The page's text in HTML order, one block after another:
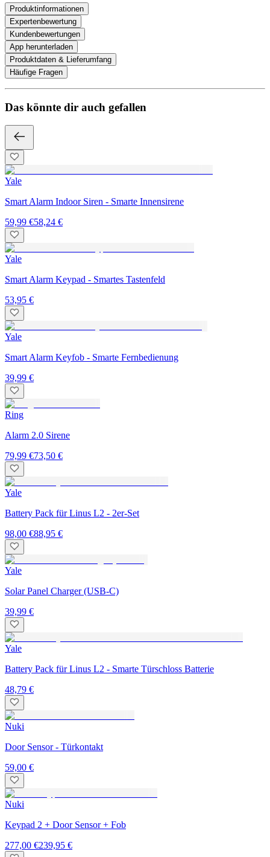
Produktinformationen
Expertenbewertung
Kundenbewertungen
App herunterladen
Produktdaten & Lieferumfang
Häufige Fragen
Das könnte dir auch gefallen
Yale
Smart Alarm Indoor Siren - Smarte Innensirene
59,99 €58,24 €
Yale
Smart Alarm Keypad - Smartes Tastenfeld
53,95 €
Yale
Smart Alarm Keyfob - Smarte Fernbedienung
39,99 €
Ring
Alarm 2.0 Sirene
79,99 €73,50 €
Yale
Battery Pack für Linus L2 - 2er-Set
98,00 €88,95 €
Yale
Solar Panel Charger (USB-C)
39,99 €
Yale
Battery Pack für Linus L2 - Smarte Türschloss Batterie
48,79 €
Nuki
Door Sensor - Türkontakt
59,00 €
Nuki
Keypad 2 + Door Sensor + Fob
277,00 €239,95 €